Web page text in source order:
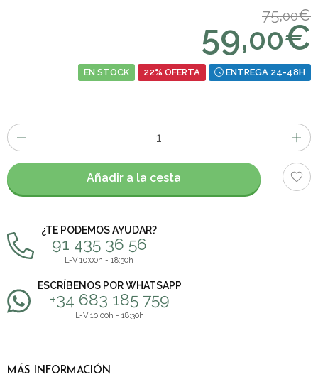
75,00€
59,00€
EN STOCK 22% OFERTA ENTREGA 24-48H
Número
de
artículos
Añadir a la cesta
¿TE PODEMOS AYUDAR?
91 435 36 56
L-V 10:00h - 18:30h
ESCRÍBENOS POR WHATSAPP
+34 683 185 759
L-V 10:00h - 18:30h
MÁS INFORMACIÓN